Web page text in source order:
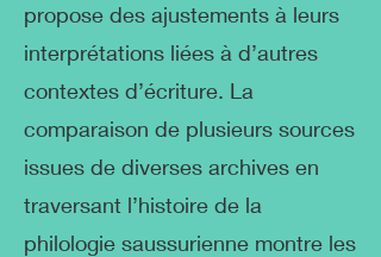
propose des ajustements à leurs
interprétations liées à d’autres
contextes d’écriture. La
comparaison de plusieurs sources
issues de diverses archives en
traversant l’histoire de la
philologie saussurienne montre les